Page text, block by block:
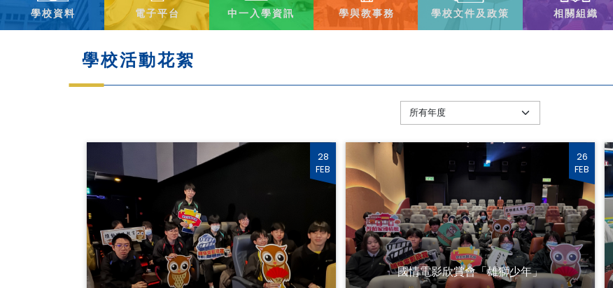
學校資料 電子平台 中一入學資訊 學與教事務 學校文件及政策 相關組織
學校活動花絮
28
FEB
國情電影欣賞會「雄獅少年」
26
FEB